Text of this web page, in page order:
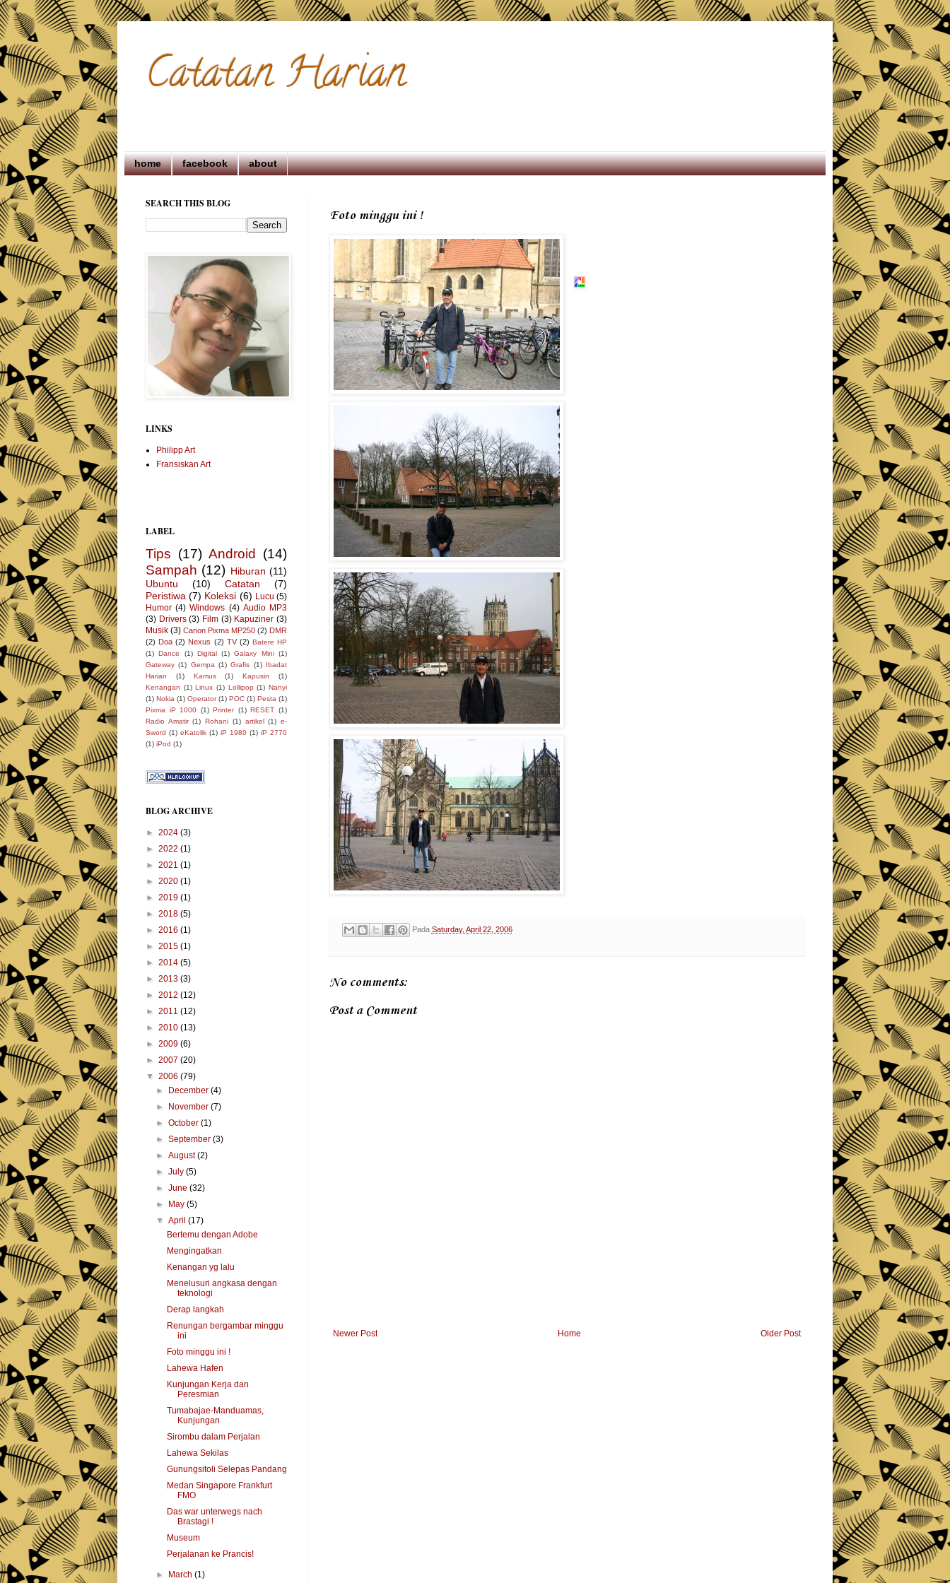
Catatan Harian
home facebook about
Foto minggu ini !
Pada Saturday, April 22, 2006
No comments:
Post a Comment
Newer Post Older Post
Home
SEARCH THIS BLOG
LINKS
Philipp Art
Fransiskan Art
LABEL
Tips (17) Android (14)
Sampah (12) Hiburan (11)
Ubuntu
(10) Catatan
(7)
Peristiwa (7) Koleksi (6) Lucu (5)
Humor (4) Windows (4) Audio MP3
(3) Drivers (3) Film (3) Kapuziner (3)
Musik (3) Canon Pixma MP250 (2) DMR
(2) Doa (2) Nexus (2) TV (2) Batere HP
(1) Dance (1) Digital (1) Galaxy Mini (1)
Gateway (1) Gempa (1) Grafis (1) Ibadat
Harian
(1) Kamus (1) Kapusin
(1)
Kenangan (1) Linux (1) Lollipop (1) Nanyi
(1) Nokia (1) Operator (1) POC (1) Pesta (1)
Pixma iP 1000 (1) Printer (1) RESET (1)
Radio Amatir (1) Rohani (1) artikel (1) e-
Sword (1) eKatolik (1) iP 1980 (1) iP 2770
(1) iPod (1)
BLOG ARCHIVE
► 2024 (3)
► 2022 (1)
► 2021 (1)
► 2020 (1)
► 2019 (1)
► 2018 (5)
► 2016 (1)
► 2015 (1)
► 2014 (5)
► 2013 (3)
► 2012 (12)
► 2011 (12)
► 2010 (13)
► 2009 (6)
► 2007 (20)
▼ 2006 (79)
► December(4)
► November(7)
►October(1)
►September(3)
►August(2)
►July(5)
►June(32)
► May(5)
▼April(17)
Bertemu dengan Adobe
Mengingatkan
Kenangan yg lalu
Menelusuri angkasa dengan
teknologi
Derap langkah
Renungan bergambar minggu
ini
Foto minggu ini !
Lahewa Hafen
Kunjungan Kerja dan
Peresmian
Tumabajae-Manduamas,
Kunjungan
Sirombu dalam Perjalan
Lahewa Sekilas
Gunungsitoli Selepas Pandang
Medan Singapore Frankfurt
FMO
Das war unterwegs nach
Brastagi !
Museum
Perjalanan ke Prancis!
► March(1)